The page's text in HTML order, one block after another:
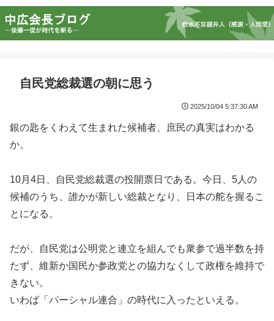
自民党総裁選の朝に思う
2025/10/04 5:37:30 AM
銀の匙をくわえて生まれた候補者、庶民の真実はわかる
か。
10月4日、自民党総裁選の投開票日である。今日、5人の
候補のうち、誰かが新しい総裁となり、日本の舵を握るこ
とになる。
だが、自民党は公明党と連立を組んでも衆参で過半数を持
たず、維新か国民か参政党との協力なくして政権を維持で
きない。
いわば「パーシャル連合」の時代に入ったといえる。